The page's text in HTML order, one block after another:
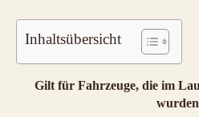
Inhaltsübersicht
Gilt für Fahrzeuge, die im